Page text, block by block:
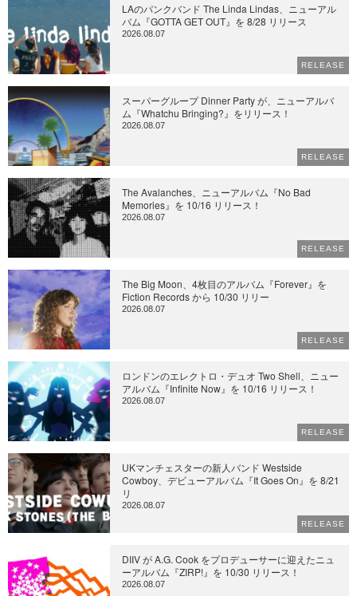
LAのパンクバンド The Linda Lindas、ニューアル
バム『GOTTA GET OUT』を 8/28 リリース
2026.08.07
RELEASE
スーパーグループ Dinner Party が、ニューアルバ
ム『Whatchu Bringing?』をリリース！
2026.08.07
RELEASE
The Avalanches、ニューアルバム『No Bad
Memories』を 10/16 リリース！
2026.08.07
RELEASE
The Big Moon、4枚目のアルバム『Forever』を
Fiction Records から 10/30 リリー
2026.08.07
RELEASE
ロンドンのエレクトロ・デュオ Two Shell、ニュー
アルバム『Infinite Now』を 10/16 リリース！
2026.08.07
RELEASE
UKマンチェスターの新人バンド Westside
Cowboy、デビューアルバム『It Goes On』を 8/21
リ
2026.08.07
RELEASE
DIIV が A.G. Cook をプロデューサーに迎えたニュ
ーアルバム『ZIRP!』を 10/30 リリース！
2026.08.07